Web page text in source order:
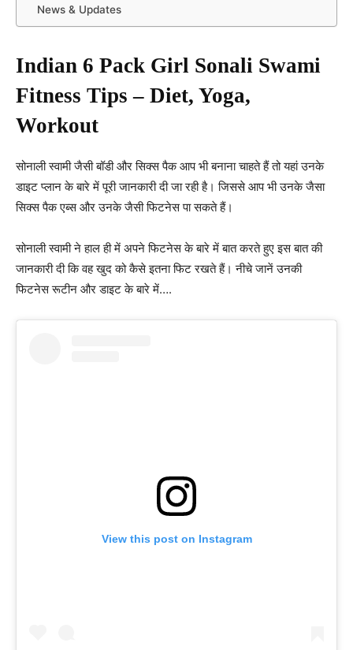
News & Updates
Indian 6 Pack Girl Sonali Swami
Fitness Tips – Diet, Yoga,
Workout
सोनाली स्वामी जैसी बॉडी और सिक्स पैक आप भी बनाना चाहते हैं तो यहां उनके
डाइट प्लान के बारे में पूरी जानकारी दी जा रही है। जिससे आप भी उनके जैसा
सिक्स पैक एब्स और उनके जैसी फिटनेस पा सकते हैं।
सोनाली स्वामी ने हाल ही में अपने फिटनेस के बारे में बात करते हुए इस बात की
जानकारी दी कि वह खुद को कैसे इतना फिट रखते हैं। नीचे जानें उनकी
फिटनेस रूटीन और डाइट के बारे में….
View this post on Instagram